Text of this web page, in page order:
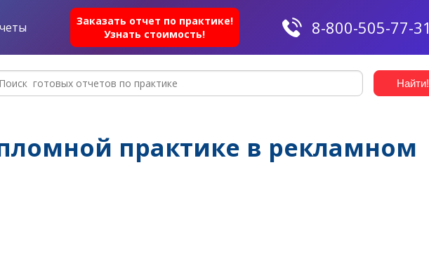
Заказать отчет по практике!
Узнать стоимость!
8-800-505-77-31
практике в рекламном